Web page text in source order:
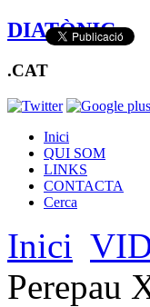
DIATÒNIC
.CAT
Inici
QUI SOM
LINKS
CONTACTA
Cerca
Inici
Perepau